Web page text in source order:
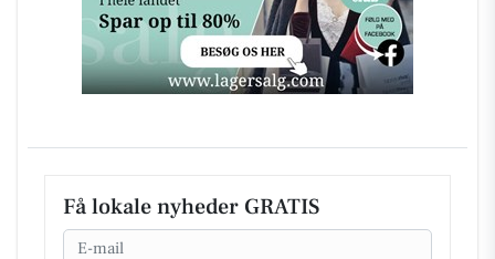
Få lokale nyheder GRATIS
Email